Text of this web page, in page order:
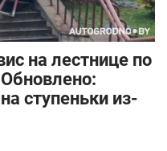
на лестнице по
ступеньки из-